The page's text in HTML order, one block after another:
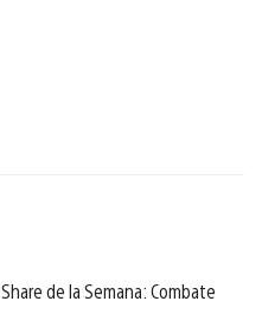
Share de la Semana: Combate